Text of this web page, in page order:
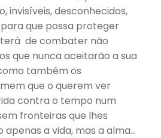
invisíveis, desconhecidos,
que possa proteger
de combater não
que nunca aceitarão a sua
também os
que o querem ver
contra o tempo num
fronteiras que lhes
a vida, mas a alma…